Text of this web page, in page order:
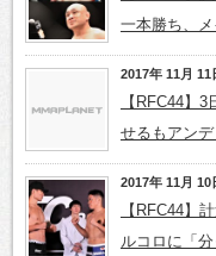
一本勝ち、
2017年 11月 11
【RFC44】
せるもアン
2017年 11月 10
【RFC44】
ルコロに「